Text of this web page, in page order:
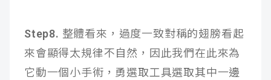
Step8. 整體看來，過度一致對稱的翅膀看起
來會顯得太規律不自然，因此我們在此來為
它動一個小手術，勇選取工具選取其中一邊